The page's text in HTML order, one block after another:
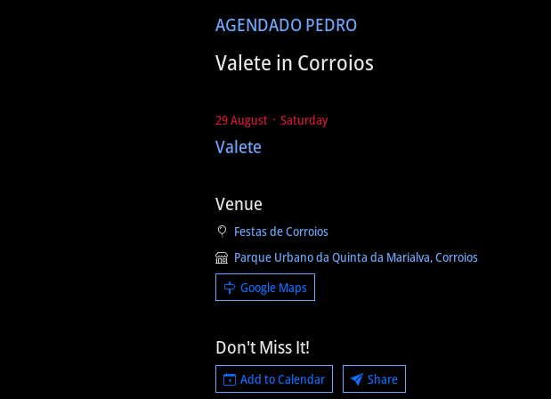
AGENDADO PEDRO
Valete in Corroios
29 August ᛫ Saturday
Valete
Venue
Festas de Corroios
Parque Urbano da Quinta da Marialva, Corroios
Google Maps
Don't Miss It!
Add to Calendar Share